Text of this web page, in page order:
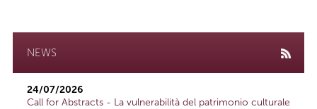
NEWS
24/07/2026
Call for Abstracts - La vulnerabilità del patrimonio culturale